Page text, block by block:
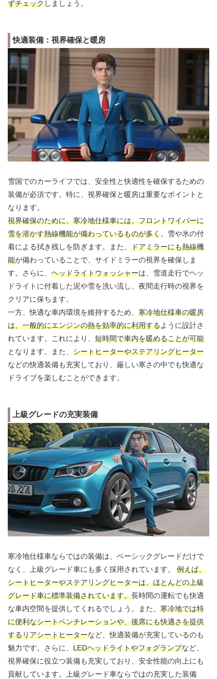
ずチェックしましょう。
快適装備：視界確保と暖房
雪国でのカーライフでは、安全性と快適性を確保するための
装備が必須です。特に、視界確保と暖房は重要なポイントと
なります。
視界確保のために、寒冷地仕様車には、フロントワイパーに
雪を溶かす熱線機能が備わっているものが多く 、雪や氷の付
着による拭き残しを防ぎます。また、 ドアミラーにも熱線機
能が備わっていることで、サイドミラーの視界を確保しま
す。さらに、 ヘッドライトウォッシャーは、雪道走行でヘッ
ドライトに付着した泥や雪を洗い流し、夜間走行時の視界を
クリアに保ちます。
一方、快適な車内環境を維持するため、 寒冷地仕様車の暖房
は、一般的にエンジンの熱を効率的に利用するように設計さ
れています。これにより、 短時間で車内を暖めることが可能
となります。また、 シートヒーターやステアリングヒーター
などの快適装備も充実しており、厳しい寒さの中でも快適な
ドライブを楽しむことができます。
上級グレードの充実装備
寒冷地仕様車ならではの装備は、ベーシックグレードだけで
なく、上級グレード車にも多く採用されています。 例えば、
シートヒーターやステアリングヒーターは、ほとんどの上級
グレード車に標準装備されています。長時間の運転でも快適
な車内空間を提供してくれるでしょう。また、 寒冷地では特
に便利なシートベンチレーションや、後席にも快適さを提供
するリアシートヒーターなど、快適装備が充実しているのも
魅力です。さらに、 LEDヘッドライトやフォグランプなど、
視界確保に役立つ装備も充実しており、安全性能の向上にも
貢献しています。上級グレード車ならではの充実した装備